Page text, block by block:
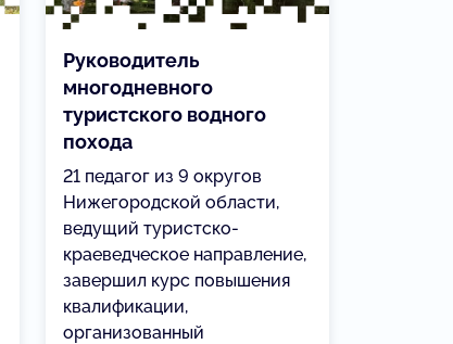
Руководитель
многодневного
туристского водного
похода
21 педагог из 9 округов
Нижегородской области,
ведущий туристско-
краеведческое направление,
завершил курс повышения
квалификации,
организованный